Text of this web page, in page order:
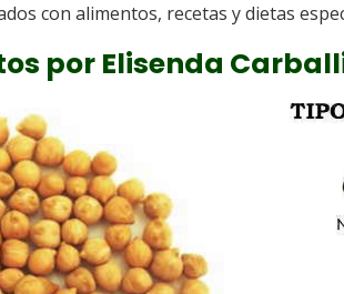
con alimentos, recetas y dietas
por Elisenda